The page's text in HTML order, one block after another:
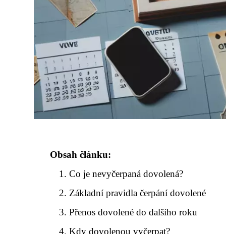
Obsah článku:
Co je nevyčerpaná dovolená?
Základní pravidla čerpání dovolené
Přenos dovolené do dalšího roku
Kdy dovolenou vyčerpat?